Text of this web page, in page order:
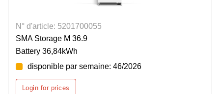
N° d'article: 5201700055
SMA Storage M 36.9
Battery 36,84kWh
disponible par semaine: 46/2026
Login for prices